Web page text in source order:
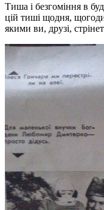
Тиша і безгоміння в
цій тиші щодня,
якими ви, друзі,